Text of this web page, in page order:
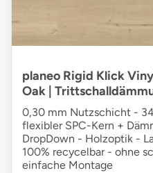
planeo Rigid Klick
Oak |
0,30 mm Nutzschicht -
flexibler SPC-Kern +
DropDown - Holzoptik -
100% recycelbar - ohne
einfache Montage